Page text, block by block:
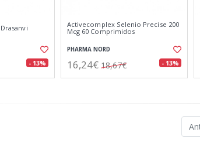
- 13%
Activecomplex Selenio Precise 200
Mcg 60 Comprimidos
PHARMA NORD
16,24€ 18,67€ - 13%